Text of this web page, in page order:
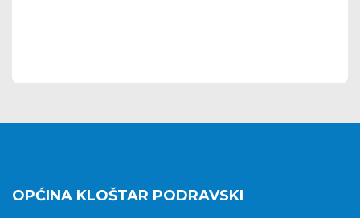
OPĆINA KLOŠTAR PODRAVSKI